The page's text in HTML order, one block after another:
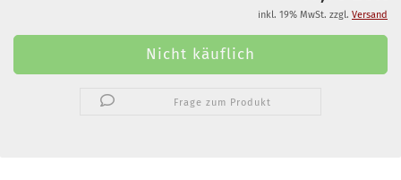
inkl. 19% MwSt. zzgl. Versand
Frage zum Produkt